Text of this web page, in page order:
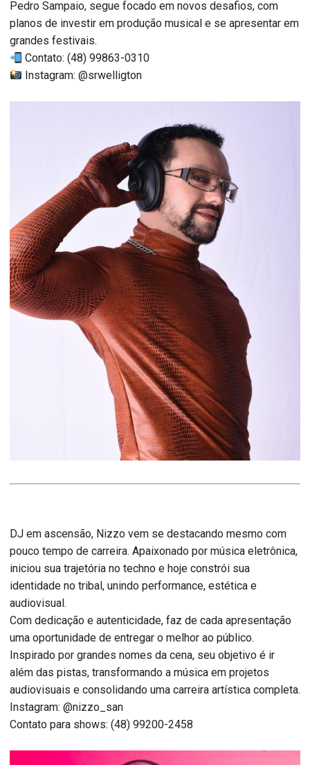
Pedro Sampaio, segue focado em novos desafios, com
planos de investir em produção musical e se apresentar em
grandes festivais.
Contato: (48) 99863-0310
Instagram: @srwelligton
DJ em ascensão, Nizzo vem se destacando mesmo com
pouco tempo de carreira. Apaixonado por música eletrônica,
iniciou sua trajetória no techno e hoje constrói sua
identidade no tribal, unindo performance, estética e
audiovisual.
Com dedicação e autenticidade, faz de cada apresentação
uma oportunidade de entregar o melhor ao público.
Inspirado por grandes nomes da cena, seu objetivo é ir
além das pistas, transformando a música em projetos
audiovisuais e consolidando uma carreira artística completa.
Instagram: @nizzo_san
Contato para shows: (48) 99200-2458